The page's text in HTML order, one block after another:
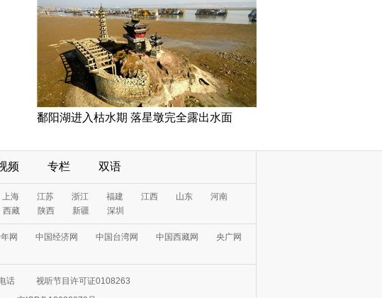
鄱阳湖进入枯水期 落星墩完全露出水面
频 专栏 双语
上海 江苏 浙江 福建 江西 山东
河南
西藏 陕西 新疆 深圳
网 中国经济网 中国台湾网 中国西藏网
央广网
话
视听节目许可证0108263